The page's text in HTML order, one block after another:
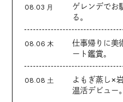
08.03 月
ゲレンデでお
る。
08.06 木
仕事帰りに美
ート鑑賞。
08.08 土
よもぎ蒸し×
温活デビュー。